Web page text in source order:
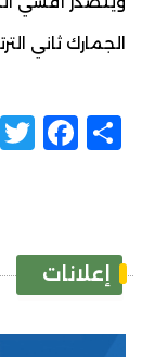
الجمارك ثاني
إعلانات